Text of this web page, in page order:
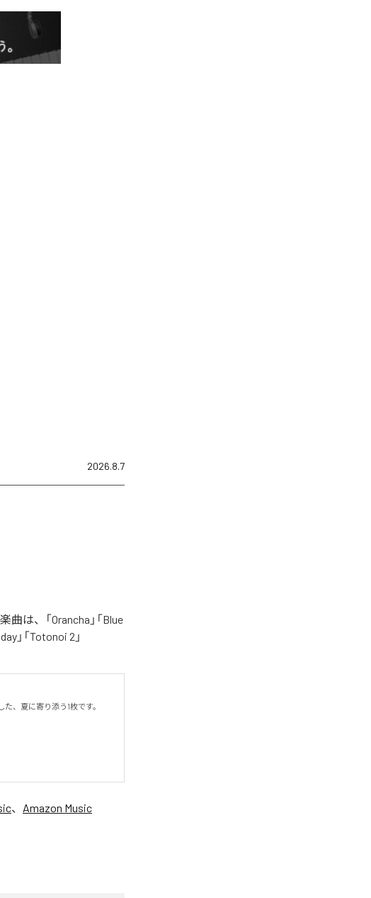
2026.8.7
は、「Orancha」「Blue
」「Totonoi 2」
た、夏に寄り添う1枚です。
、 Amazon Music